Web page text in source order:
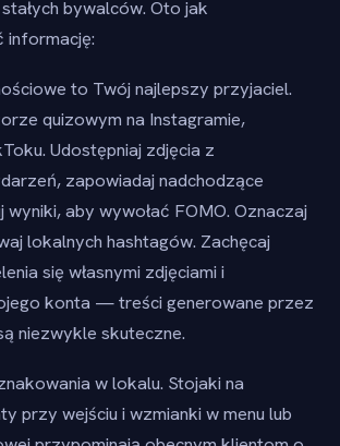
bywalców. Oto jak
to Twój najlepszy przyjaciel.
quizowym na Instagramie,
Udostępniaj zdjęcia z
zapowiadaj nadchodzące
aby wywołać FOMO. Oznaczaj
lokalnych hashtagów. Zachęcaj
się własnymi zdjęciami i
konta — treści generowane przez
niezwykle skuteczne.
w lokalu. Stojaki na
przy wejściu i wzmianki w menu lub